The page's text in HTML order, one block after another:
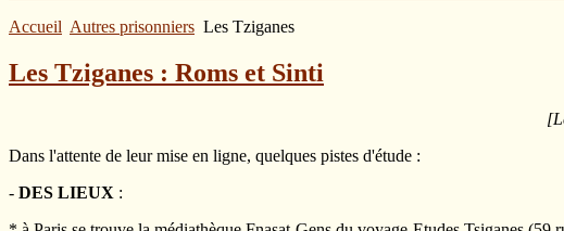
Accueil Autres prisonniers Les Tziganes
Les Tziganes : Roms et Sinti
Dans l'attente de leur mise en ligne, quelques pistes d'étude :
- DES LIEUX :